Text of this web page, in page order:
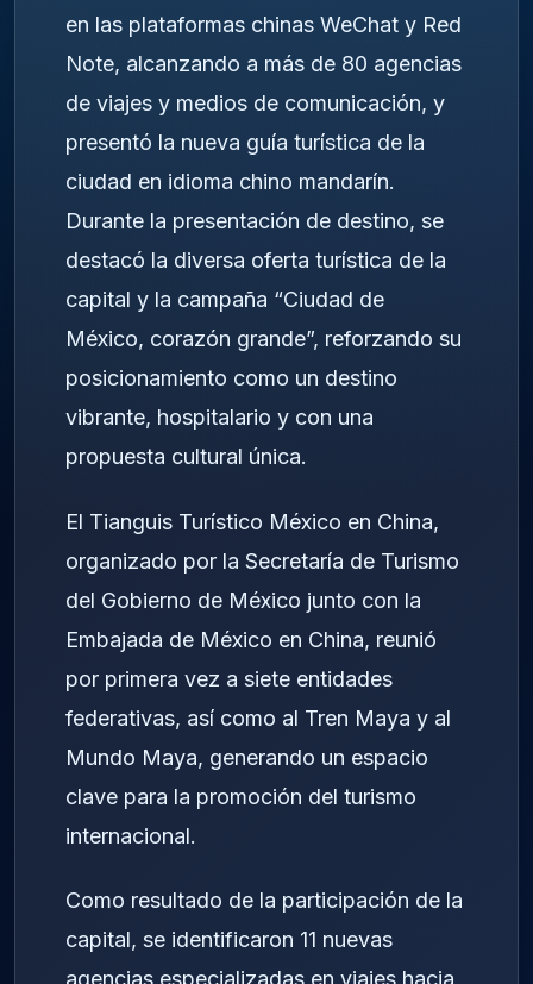
en las plataformas chinas WeChat y Red
Note, alcanzando a más de 80 agencias
de viajes y medios de comunicación, y
presentó la nueva guía turística de la
ciudad en idioma chino mandarín.
Durante la presentación de destino, se
destacó la diversa oferta turística de la
capital y la campaña “Ciudad de
México, corazón grande”, reforzando su
posicionamiento como un destino
vibrante, hospitalario y con una
propuesta cultural única.
El Tianguis Turístico México en China,
organizado por la Secretaría de Turismo
del Gobierno de México junto con la
Embajada de México en China, reunió
por primera vez a siete entidades
federativas, así como al Tren Maya y al
Mundo Maya, generando un espacio
clave para la promoción del turismo
internacional.
Como resultado de la participación de la
capital, se identificaron 11 nuevas